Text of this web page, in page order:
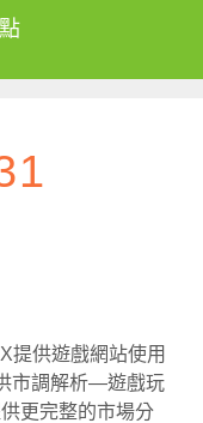
提供遊戲網站使用
市調解析—遊戲玩
更完整的市場分